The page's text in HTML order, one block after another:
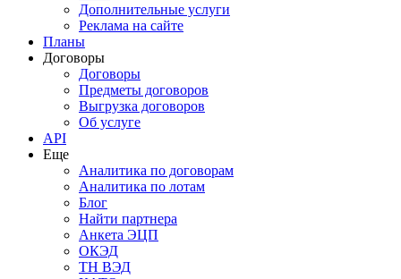
Дополнительные услуги
Реклама на сайте
Планы
Договоры
Договоры
Предметы договоров
Выгрузка договоров
Об услуге
API
Еще
Аналитика по договорам
Аналитика по лотам
Блог
Найти партнера
Анкета ЭЦП
ОКЭД
ТН ВЭД